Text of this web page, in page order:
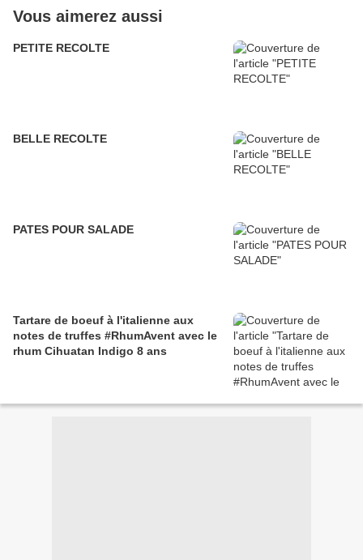
Vous aimerez aussi
PETITE RECOLTE
BELLE RECOLTE
PATES POUR SALADE
Tartare de boeuf à l'italienne aux
notes de truffes #RhumAvent avec le
rhum Cihuatan Indigo 8 ans